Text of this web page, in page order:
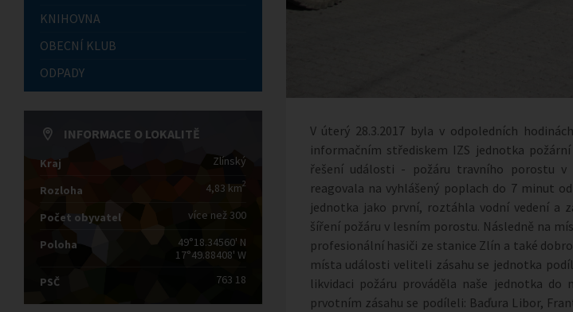
V úterý 28.3.2017 byla v odpoledních
informačním střediskem IZS jednotka
řešení události - požáru travního porostu v
reagovala na vyhlášený poplach do 7 minut
jednotka jako první, roztáhla vodní vedení a
šíření požáru v lesním porostu. Následně na
profesionální hasiči ze stanice Zlín a také
místa události veliteli zásahu se jednotka
likvidaci požáru prováděla naše jednotka do
prvotním zásahu se podíleli: Baďura Libor,
KNIHOVNA
OBECNÍ KLUB
ODPADY
INFORMACE O LOKALITĚ
Kraj Zlínský
Rozloha 4,83 km2
Počet obyvatel více než 300
Poloha
49°18.34560' N
17°49.88408' W
PSČ
763 18